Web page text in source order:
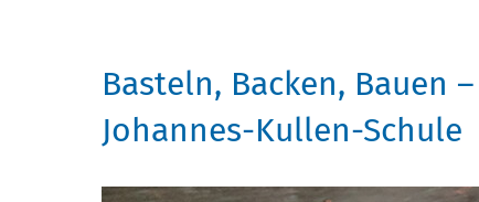
Basteln, Backen, Bauen
Johannes-Kullen-Schule